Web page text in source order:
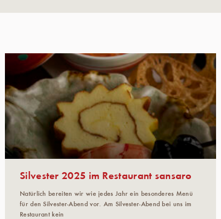
Silvester 2025 im Restaurant sansaro
Natürlich bereiten wir wie jedes Jahr ein besonderes Menü
für den Silvester-Abend vor. Am Silvester-Abend bei uns im
Restaurant kein